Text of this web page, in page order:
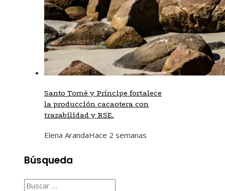
Santo Tomé y Príncipe fortalece
la producción cacaotera con
trazabilidad y RSE.
Elena ArandaHace 2 semanas
Búsqueda
Buscar: